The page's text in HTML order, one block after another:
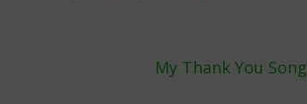
My Thank You Song